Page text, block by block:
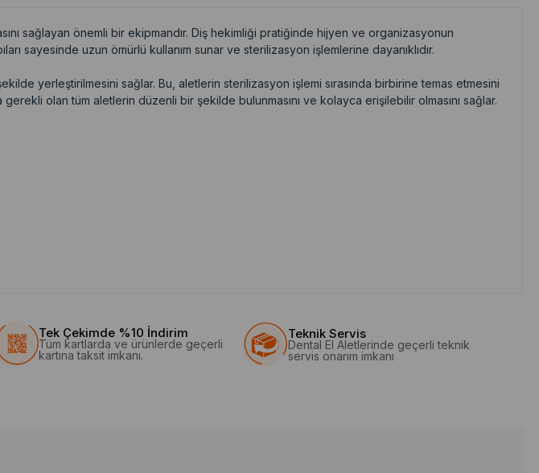
sağlayan önemli bir ekipmandır. Diş hekimliği pratiğinde hijyen ve organizasyonun
sayesinde uzun ömürlü kullanım sunar ve sterilizasyon işlemlerine dayanıklıdır.
yerleştirilmesini sağlar. Bu, aletlerin sterilizasyon işlemi sırasında birbirine temas etmesini
olan tüm aletlerin düzenli bir şekilde bulunmasını ve kolayca erişilebilir olmasını sağlar.
Tek Çekimde %10 İndirim
Tüm kartlarda ve ürünlerde geçerli
kartına taksit imkanı.
Teknik Servis
Dental El Aletlerinde geçerli teknik
servis onarım imkanı